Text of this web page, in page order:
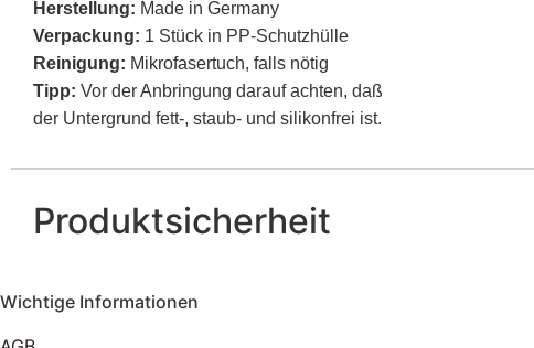
Herstellung: Made in Germany
Verpackung: 1 Stück in PP-Schutzhülle
Reinigung: Mikrofasertuch, falls nötig
Tipp: Vor der Anbringung darauf achten, daß
der Untergrund fett-, staub- und silikonfrei ist.
Produktsicherheit
Wichtige Informationen